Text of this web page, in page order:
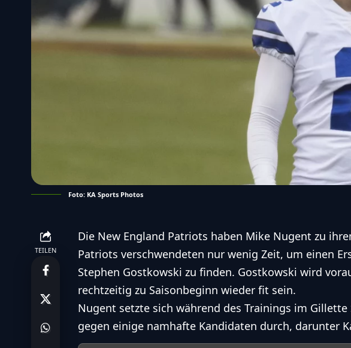
Foto: KA Sports Photos
TEILEN
Die New England Patriots haben Mike Nugent zu
Patriots verschwendeten nur wenig Zeit, um einen
Stephen Gostkowski zu finden. Gostkowski wird
rechtzeitig zu Saisonbeginn wieder fit sein.
Nugent setzte sich während des Trainings im
gegen einige namhafte Kandidaten durch, darunter